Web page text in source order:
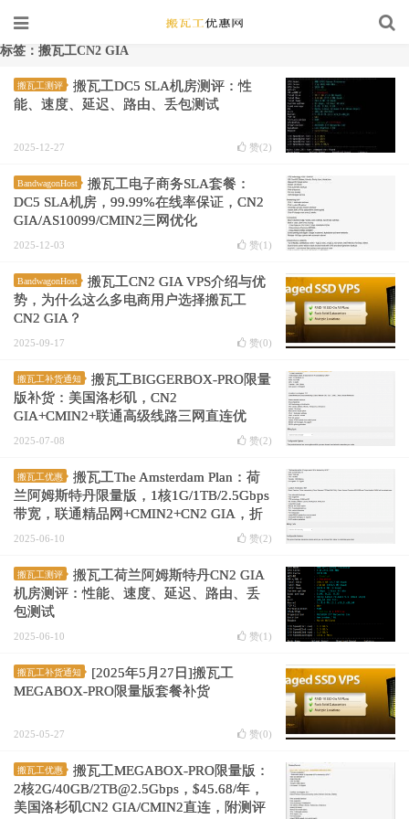
标签：搬瓦工CN2 GIA
搬瓦工测评
搬瓦工DC5 SLA机房测评：性
能、速度、延迟、路由、丢包测试
2025-12-27 赞(2)
BandwagonHost
搬瓦工电子商务SLA套餐：
DC5 SLA机房，99.99%在线率保证，CN2
GIA/AS10099/CMIN2三网优化
2025-12-03 赞(1 )
BandwagonHost
搬瓦工CN2 GIA VPS介绍与优
势，为什么这么多电商用户选择搬瓦工
CN2 GIA？
2025-09-17 赞(0)
搬瓦工补货通知
搬瓦工BIGGERBOX-PRO限量
版补货：美国洛杉矶，CN2
GIA+CMIN2+联通高级线路三网直连优
化，折后年付$36.36
2025-07-08 赞(2)
搬瓦工优惠
搬瓦工The Amsterdam Plan：荷
兰阿姆斯特丹限量版，1核1G/1TB/2.5Gbps
带宽，联通精品网+CMIN2+CN2 GIA，折
后年付$36.36
2025-06-10 赞(2)
搬瓦工测评
搬瓦工荷兰阿姆斯特丹CN2 GIA
机房测评：性能、速度、延迟、路由、丢
包测试
2025-06-10 赞(1 )
搬瓦工补货通知
[2025年5月27日]搬瓦工
MEGABOX-PRO限量版套餐补货
2025-05-27 赞(0)
搬瓦工优惠
搬瓦工MEGABOX-PRO限量版：
2核2G/40GB/2TB@2.5Gbps，$45.68/年，
美国洛杉矶CN2 GIA/CMIN2直连，附测评